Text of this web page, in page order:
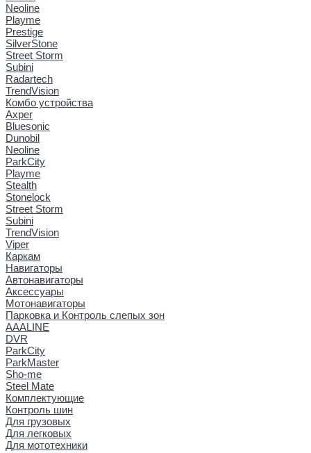
Neoline
Playme
Prestige
SilverStone
Street Storm
Subini
Radartech
TrendVision
Комбо устройства
Axper
Bluesonic
Dunobil
Neoline
ParkCity
Playme
Stealth
Stonelock
Street Storm
Subini
TrendVision
Viper
Каркам
Навигаторы
Автонавигаторы
Аксессуары
Мотонавигаторы
Парковка и Контроль слепых зон
AAALINE
DVR
ParkCity
ParkMaster
Sho-me
Steel Mate
Комплектующие
Контроль шин
Для грузовых
Для легковых
Для мототехники